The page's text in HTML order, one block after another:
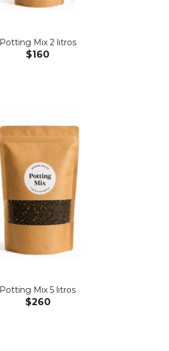
Potting Mix 2 litros
$160
Potting Mix 5 litros
$260